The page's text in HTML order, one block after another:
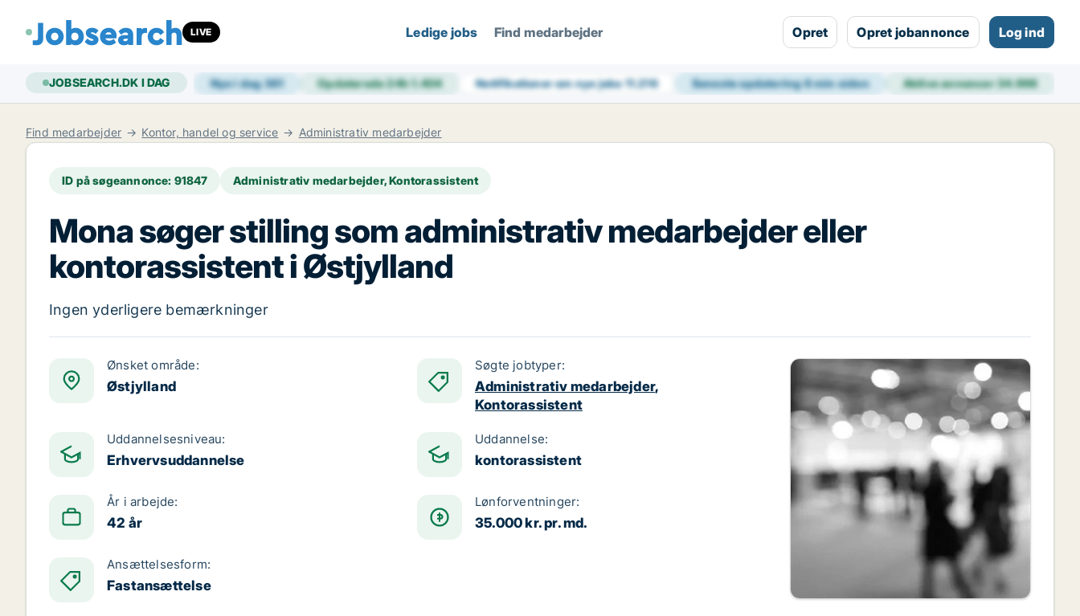
LIVE Ledige jobs Find medarbejder Opret Opret jobannonce Log ind
JOBSEARCH.DK I DAG Nye i dag361 Opdaterede 24h1.404 Notifikationer om nye jobs11.216 Seneste opdatering6 min siden Aktive annoncer34.998
Find medarbejder Kontor, handel og service Administrativ medarbejder
ID på søgeannonce: 91847 Administrativ medarbejder, Kontorassistent
Mona søger stilling som administrativ medarbejder eller
kontorassistent i Østjylland
Ingen yderligere bemærkninger
Ønsket område:
Østjylland
Søgte jobtyper:
Administrativ medarbejder,
Kontorassistent
Uddannelsesniveau:
Erhvervsuddannelse
Uddannelse:
kontorassistent
År i arbejde:
42 år
Lønforventninger:
35.000 kr. pr. md.
Ansættelsesform:
Fastansættelse